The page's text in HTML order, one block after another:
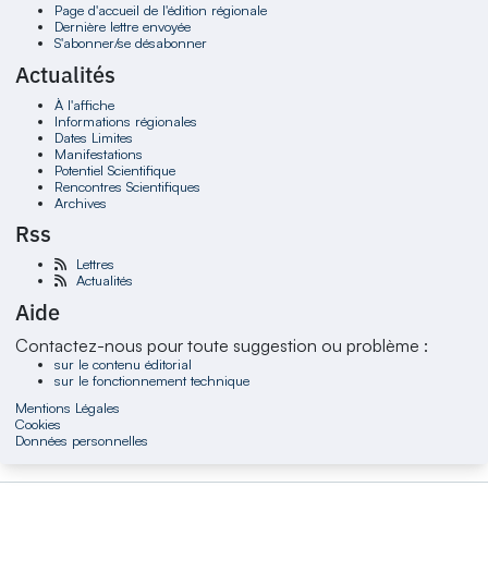
Page d'accueil de l'édition régionale
Dernière lettre envoyée
S'abonner/se désabonner
Actualités
À l'affiche
Informations régionales
Dates Limites
Manifestations
Potentiel Scientifique
Rencontres Scientifiques
Archives
Rss
Lettres
Actualités
Aide
Contactez-nous pour toute suggestion ou problème :
sur le contenu éditorial
sur le fonctionnement technique
Mentions Légales
Cookies
Données personnelles